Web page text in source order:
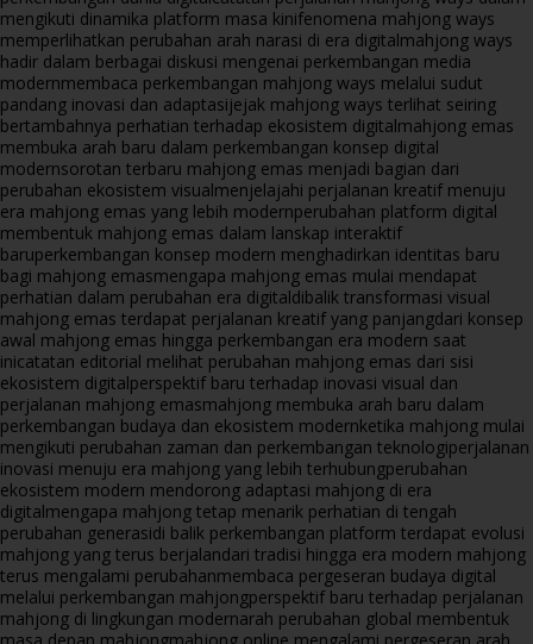
mengikuti dinamika platform masa kinifenomena mahjong ways
memperlihatkan perubahan arah narasi di era digitalmahjong ways
hadir dalam berbagai diskusi mengenai perkembangan media
modernmembaca perkembangan mahjong ways melalui sudut
pandang inovasi dan adaptasijejak mahjong ways terlihat seiring
bertambahnya perhatian terhadap ekosistem digitalmahjong emas
membuka arah baru dalam perkembangan konsep digital
modernsorotan terbaru mahjong emas menjadi bagian dari
perubahan ekosistem visualmenjelajahi perjalanan kreatif menuju
era mahjong emas yang lebih modernperubahan platform digital
membentuk mahjong emas dalam lanskap interaktif
baruperkembangan konsep modern menghadirkan identitas baru
bagi mahjong emasmengapa mahjong emas mulai mendapat
perhatian dalam perubahan era digitaldibalik transformasi visual
mahjong emas terdapat perjalanan kreatif yang panjangdari konsep
awal mahjong emas hingga perkembangan era modern saat
inicatatan editorial melihat perubahan mahjong emas dari sisi
ekosistem digitalperspektif baru terhadap inovasi visual dan
perjalanan mahjong emasmahjong membuka arah baru dalam
perkembangan budaya dan ekosistem modernketika mahjong mulai
mengikuti perubahan zaman dan perkembangan teknologiperjalanan
inovasi menuju era mahjong yang lebih terhubungperubahan
ekosistem modern mendorong adaptasi mahjong di era
digitalmengapa mahjong tetap menarik perhatian di tengah
perubahan generasidi balik perkembangan platform terdapat evolusi
mahjong yang terus berjalandari tradisi hingga era modern mahjong
terus mengalami perubahanmembaca pergeseran budaya digital
melalui perkembangan mahjongperspektif baru terhadap perjalanan
mahjong di lingkungan modernarah perubahan global membentuk
masa depan mahjongmahjong online mengalami pergeseran arah